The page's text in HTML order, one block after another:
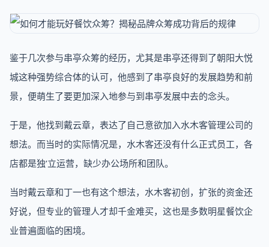
鉴于几次参与串亭众筹的经历，尤其是串亭还得到了朝阳大悦
城这种强势综合体的认可，他感到了串亭良好的发展趋势和前
景，便萌生了要更加深入地参与到串亭发展中去的念头。
于是，他找到戴云章，表达了自己意欲加入水木客管理公司的
想法。而当时的实际情况是，水木客还没有什么正式员工，各
店都是独’立运营，缺少办公场所和团队。
当时戴云章和丁一也有这个想法，水木客初创，扩张的资金还
好说，但专业的管理人才却千金难买，这也是多数明星餐饮企
业普遍面临的困境。